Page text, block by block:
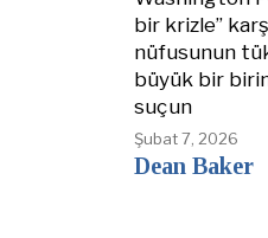
bir krizle”
nüfusunun
büyük bir
suçun
Şubat 7, 2026
Dean Baker